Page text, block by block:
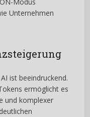
Unternehmen
ist beeindruckend.
ermöglicht es
und komplexer